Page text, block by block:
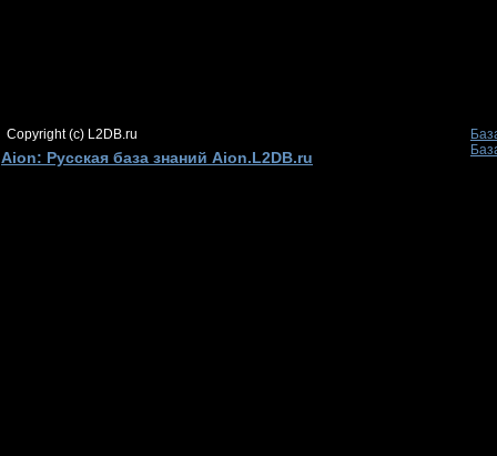
Copyright (c) L2DB.ru
Aion: Русская база знаний Aion.L2DB.ru